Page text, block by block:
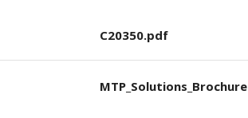
C20350.pdf
MTP_Solutions_Brochure